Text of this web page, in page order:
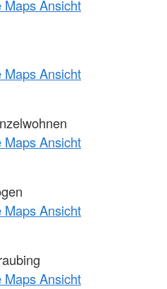
Maps Ansicht
Maps Ansicht
Maps Ansicht
Maps Ansicht
Maps Ansicht